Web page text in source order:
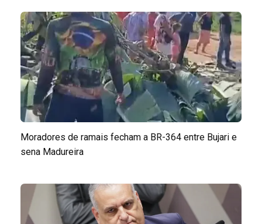
Moradores de ramais fecham a BR-364 entre Bujari e
sena Madureira